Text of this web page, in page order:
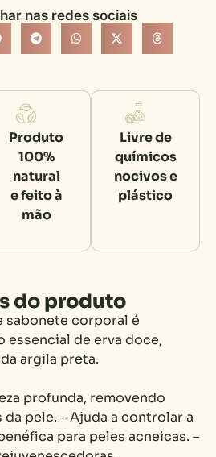
nas redes sociais
Produto
100%
natural
e feito à
mão
Livre de
químicos
nocivos e
plástico
do produto
sabonete corporal é
essencial de erva doce,
argila preta.
profunda, removendo
pele. – Ajuda a controlar a
para peles acneicas. –